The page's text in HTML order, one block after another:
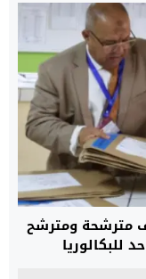
سطات.. أزيد من 97 ألف مترشحة ومترشح
للبكالوريا